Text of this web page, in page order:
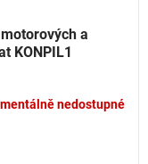
a
KONPIL1
nedostupné